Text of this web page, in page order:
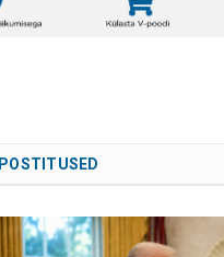
POSTITUSED